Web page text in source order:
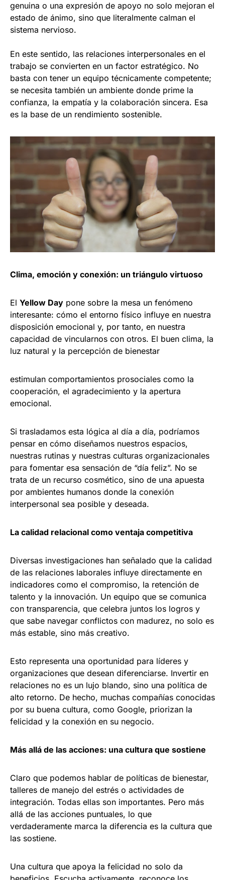
genuina o una expresión de apoyo no solo mejoran el
estado de ánimo, sino que literalmente calman el
sistema nervioso.
En este sentido, las relaciones interpersonales en el
trabajo se convierten en un factor estratégico. No
basta con tener un equipo técnicamente competente;
se necesita también un ambiente donde prime la
confianza, la empatía y la colaboración sincera. Esa
es la base de un rendimiento sostenible.
Clima, emoción y conexión: un triángulo virtuoso
El Yellow Day pone sobre la mesa un fenómeno
interesante: cómo el entorno físico influye en nuestra
disposición emocional y, por tanto, en nuestra
capacidad de vincularnos con otros. El buen clima, la
luz natural y la percepción de bienestar
estimulan comportamientos prosociales como la
cooperación, el agradecimiento y la apertura
emocional.
Si trasladamos esta lógica al día a día, podríamos
pensar en cómo diseñamos nuestros espacios,
nuestras rutinas y nuestras culturas organizacionales
para fomentar esa sensación de “día feliz”. No se
trata de un recurso cosmético, sino de una apuesta
por ambientes humanos donde la conexión
interpersonal sea posible y deseada.
La calidad relacional como ventaja competitiva
Diversas investigaciones han señalado que la calidad
de las relaciones laborales influye directamente en
indicadores como el compromiso, la retención de
talento y la innovación. Un equipo que se comunica
con transparencia, que celebra juntos los logros y
que sabe navegar conflictos con madurez, no solo es
más estable, sino más creativo.
Esto representa una oportunidad para líderes y
organizaciones que desean diferenciarse. Invertir en
relaciones no es un lujo blando, sino una política de
alto retorno. De hecho, muchas compañías conocidas
por su buena cultura, como Google, priorizan la
felicidad y la conexión en su negocio.
Más allá de las acciones: una cultura que sostiene
Claro que podemos hablar de políticas de bienestar,
talleres de manejo del estrés o actividades de
integración. Todas ellas son importantes. Pero más
allá de las acciones puntuales, lo que
verdaderamente marca la diferencia es la cultura que
las sostiene.
Una cultura que apoya la felicidad no solo da